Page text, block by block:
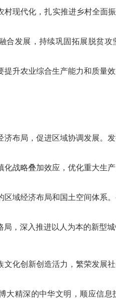
村现代化，扎实推进乡村全面
合发展，持续巩固拓展脱贫
提升农业综合生产能力和质量
济布局，促进区域协调发展。
化战略叠加效应，优化重大生
区域经济布局和国土空间体系
局，深入推进以人为本的新型
文化创新创造活力，繁荣发展
大精深的中华文明，顺应信